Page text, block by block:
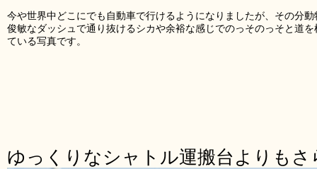
今や世界中どこにでも自動車で行けるようになりましたが、その分
俊敏なダッシュで通り抜けるシカや余裕な感じでのっそのっそと道
ている写真です。
ゆっくりなシャトル運搬台よりも